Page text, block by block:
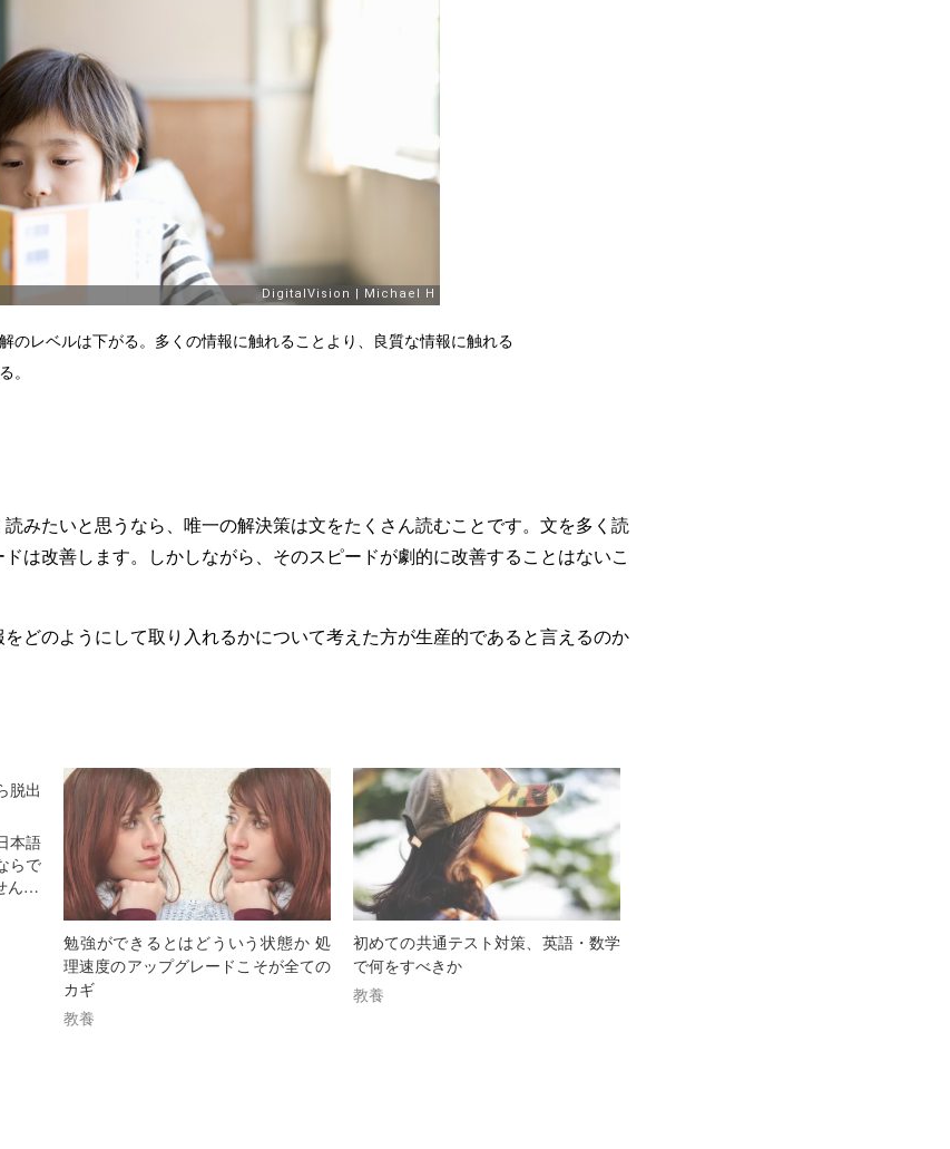
のレベルは下がる。多くの情報に触れることより、良質な情報に触れる
。
みたいと思うなら、唯一の解決策は文をたくさん読むことです。文を多く読
は改善します。しかしながら、そのスピードが劇的に改善することはないこ
どのようにして取り入れるかについて考えた方が生産的であると言えるのか
脱出
本語
らで
ん…
勉強ができるとはどういう状態か 処
理速度のアップグレードこそが全ての
カギ
教養
初めての共通テスト対策、英語・数学
で何をすべきか
教養